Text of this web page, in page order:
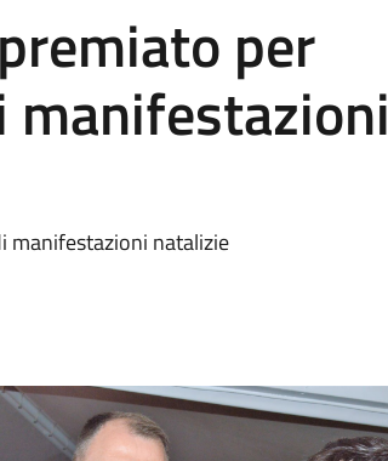
per
manifestazioni
manifestazioni natalizie